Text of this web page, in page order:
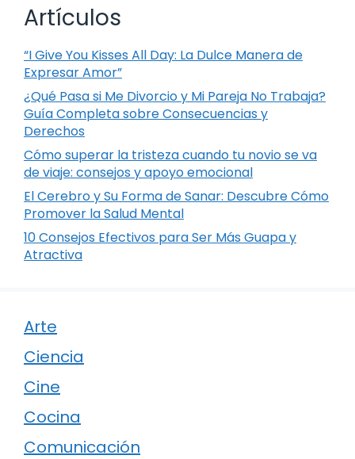
Artículos
“I Give You Kisses All Day: La Dulce Manera de
Expresar Amor”
¿Qué Pasa si Me Divorcio y Mi Pareja No Trabaja?
Guía Completa sobre Consecuencias y
Derechos
Cómo superar la tristeza cuando tu novio se va
de viaje: consejos y apoyo emocional
El Cerebro y Su Forma de Sanar: Descubre Cómo
Promover la Salud Mental
10 Consejos Efectivos para Ser Más Guapa y
Atractiva
Arte
Ciencia
Cine
Cocina
Comunicación